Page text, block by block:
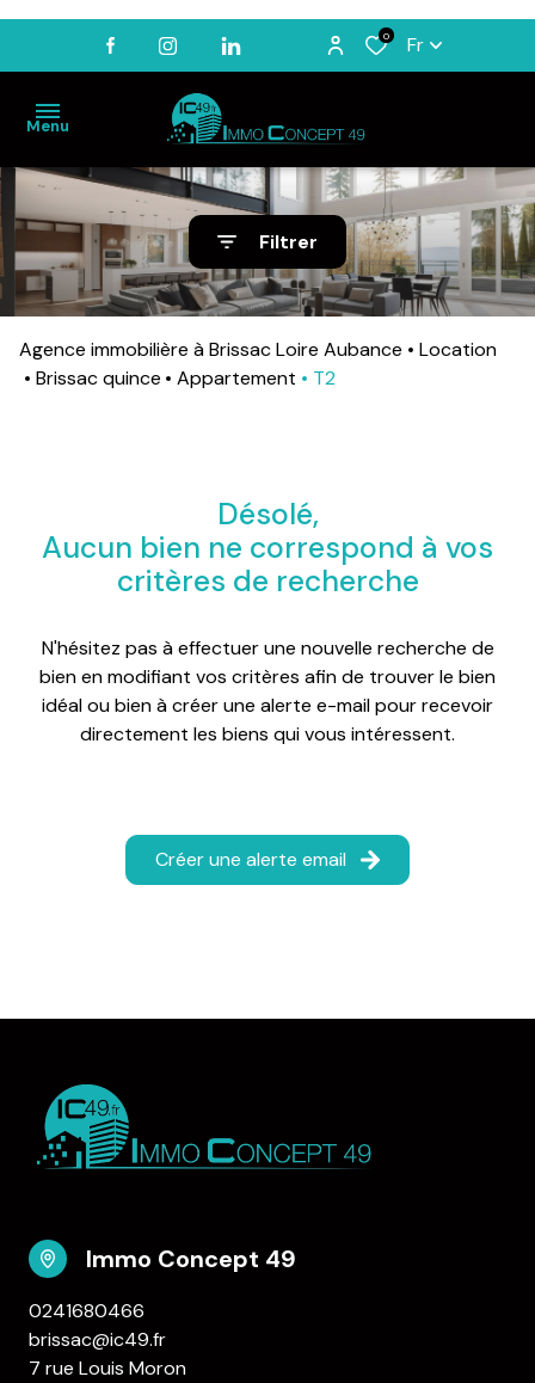
0 Fr
Menu
ACCUEIL
VENTES
LOCATIONS
BIENS
VENDUS
Filtrer
Agence immobilière à Brissac Loire Aubance
Location
Brissac quince
Appartement T2
Désolé,
Aucun bien ne correspond à vos
critères de recherche
N'hésitez pas à effectuer une nouvelle recherche de
bien en modifiant vos critères afin de trouver le bien
idéal ou bien à créer une alerte e-mail pour recevoir
directement les biens qui vous intéressent.
Créer une alerte email
Immo Concept 49
0241680466
brissac@ic49.fr
7 rue Louis Moron